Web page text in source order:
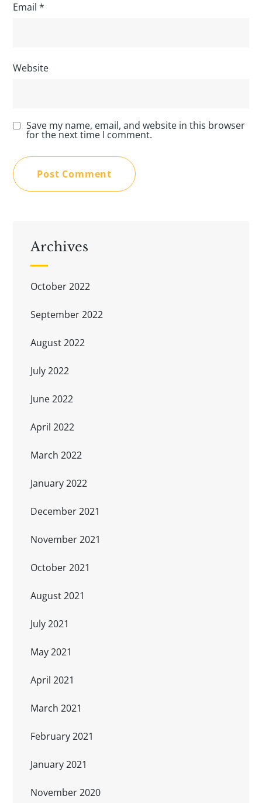
Email*
Website
Save my name, email, and website in this browser
for the next time I comment.
Archives
October 2022
September 2022
August 2022
July 2022
June 2022
April 2022
March 2022
January 2022
December 2021
November 2021
October 2021
August 2021
July 2021
May 2021
April 2021
March 2021
February 2021
January 2021
November 2020